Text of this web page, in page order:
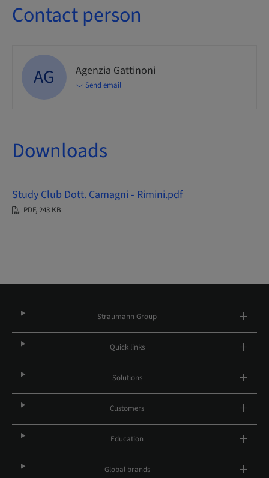
Contact person
AG Agenzia Gattinoni
Send email
Downloads
Study Club Dott. Camagni - Rimini.pdf
PDF, 243 KB
Straumann Group
Quick links
Solutions
Customers
Education
Global brands